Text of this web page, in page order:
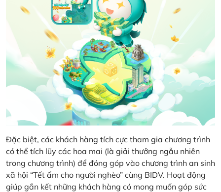
Đặc biệt, các khách hàng tích cực tham gia chương trình
có thể tích lũy các hoa mai (là giải thưởng ngẫu nhiên
trong chương trình) để đóng góp vào chương trình an sinh
xã hội “Tết ấm cho người nghèo” cùng BIDV. Hoạt động
giúp gắn kết những khách hàng có mong muốn góp sức